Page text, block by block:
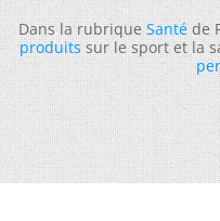
Dans la rubriqueSantéde
produitssur le sport et la